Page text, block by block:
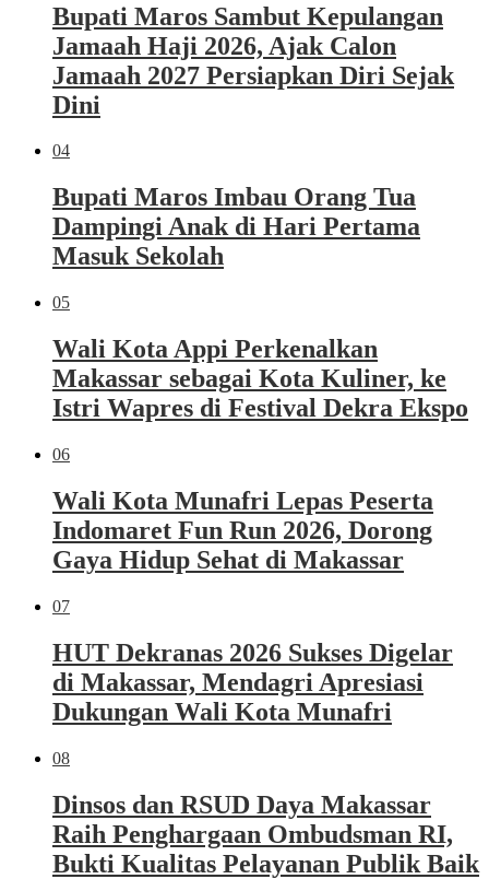
Bupati Maros Sambut Kepulangan
Jamaah Haji 2026, Ajak Calon
Jamaah 2027 Persiapkan Diri Sejak
Dini
04
Bupati Maros Imbau Orang Tua
Dampingi Anak di Hari Pertama
Masuk Sekolah
05
Wali Kota Appi Perkenalkan
Makassar sebagai Kota Kuliner, ke
Istri Wapres di Festival Dekra Ekspo
06
Wali Kota Munafri Lepas Peserta
Indomaret Fun Run 2026, Dorong
Gaya Hidup Sehat di Makassar
07
HUT Dekranas 2026 Sukses Digelar
di Makassar, Mendagri Apresiasi
Dukungan Wali Kota Munafri
08
Dinsos dan RSUD Daya Makassar
Raih Penghargaan Ombudsman RI,
Bukti Kualitas Pelayanan Publik Baik